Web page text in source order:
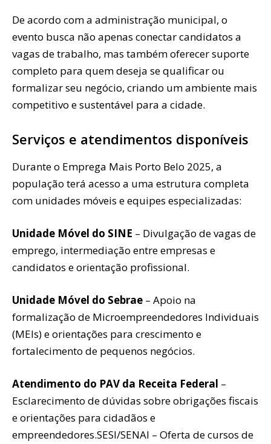
De acordo com a administração municipal, o
evento busca não apenas conectar candidatos a
vagas de trabalho, mas também oferecer suporte
completo para quem deseja se qualificar ou
formalizar seu negócio, criando um ambiente mais
competitivo e sustentável para a cidade.
Serviços e atendimentos disponíveis
Durante o Emprega Mais Porto Belo 2025, a
população terá acesso a uma estrutura completa
com unidades móveis e equipes especializadas:
Unidade Móvel do SINE – Divulgação de vagas de
emprego, intermediação entre empresas e
candidatos e orientação profissional.
Unidade Móvel do Sebrae – Apoio na
formalização de Microempreendedores Individuais
(MEIs) e orientações para crescimento e
fortalecimento de pequenos negócios.
Atendimento do PAV da Receita Federal –
Esclarecimento de dúvidas sobre obrigações fiscais
e orientações para cidadãos e
empreendedores.SESI/SENAI – Oferta de cursos de